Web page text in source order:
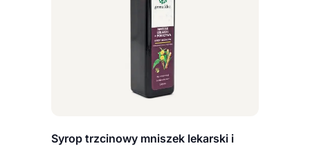
Syrop trzcinowy mniszek lekarski i